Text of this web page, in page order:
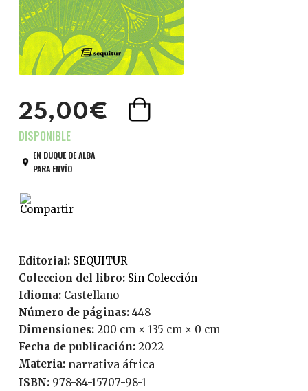
25,00€
EN DUQUE DE ALBA
PARA ENVÍO
Editorial:
SEQUITUR
Coleccion del libro:
Sin Colección
Idioma:
Castellano
Número de páginas:
448
Dimensiones: 200 cm × 135 cm × 0 cm
Fecha de publicación:
2022
Materia: narrativa áfrica
ISBN: 978-84-15707-98-1